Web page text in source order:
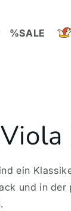
%SALE
ein
und in